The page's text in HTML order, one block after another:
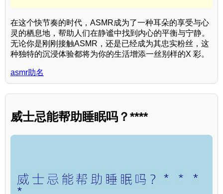
在这个快节奏的时代，ASMR成为了一种耳朵的享受与心
灵的栖息地，帮助人们在静谧中找到内心的平衡与宁静。
无论你是刚刚接触ASMR，还是已经成为其忠实粉丝，这
种独特的沉浸体验都将为你的生活增添一丝别样的X 彩。
asmr助名
威士忌能帮助睡眠吗？****